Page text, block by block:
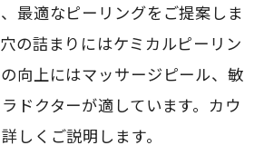
最適なピーリングをご提案しま
の詰まりにはケミカルピーリン
向上にはマッサージピール、敏
ドクターが適しています。カウ
しくご説明します。